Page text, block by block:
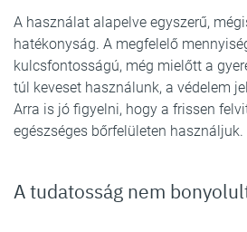
A használat alapelve egyszerű,
hatékonyság. A megfelelő
kulcsfontosságú, még mielőtt a
túl keveset használunk, a védelem
Arra is jó figyelni, hogy a frissen
egészséges bőrfelületen használjuk.
A tudatosság nem